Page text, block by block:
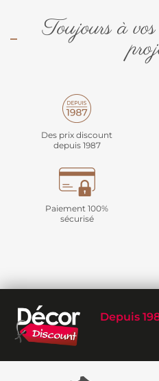
Toujours à
Des prix discount
depuis 1987
Paiement 100%
sécurisé
Depuis